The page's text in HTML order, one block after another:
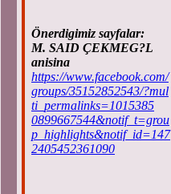
Önerdigimiz sayfalar:
M. SAID ÇEKMEG?L
anisina
https://www.facebook.com/
groups/35152852543/?mul
ti_permalinks=1015385
0899667544&notif_t=grou
p_highlights&notif_id=147
2405452361090